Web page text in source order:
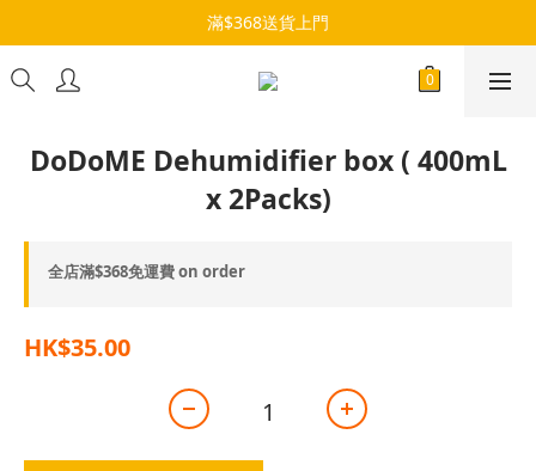
滿$368送貨上門
DoDoME Dehumidifier box ( 400mL
x 2Packs)
全店滿$368免運費 on order
HK$35.00